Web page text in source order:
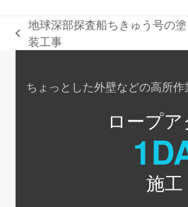
previous
地球深部探査船ちきゅう号の塗
装工事
ちょっとした外壁などの高所作
ロープ
施工